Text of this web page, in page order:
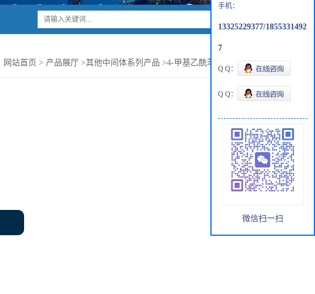
网站首页 > 产品展厅 >其他中间体系列产品 >4-甲基乙酰苯胺现货批发直销
手机：
13325229377/1855331492
7
Q Q：
Q Q：
微信扫一扫